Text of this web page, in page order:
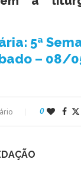
5ª
– 08/
0